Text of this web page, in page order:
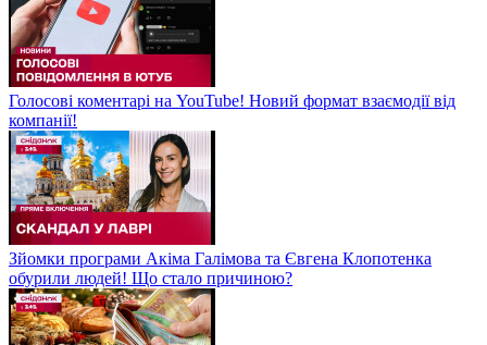
Голосові коментарі на YouTube! Новий формат взаємодії від
компанії!
Зйомки програми Акіма Галімова та Євгена Клопотенка
обурили людей! Що стало причиною?